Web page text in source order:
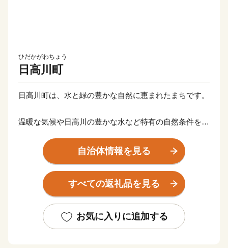
ひだかがわちょう
日高川町
日高川町は、水と緑の豊かな自然に恵まれたまちです。
温暖な気候や日高川の豊かな水など特有の自然条件を生
どの野菜類の農産物や、生産量日本一を誇る紀州備長
炭、千両や椎茸等の林産物も多く生産しています。
また、安珍清姫伝説で有名な道成寺や、奇祭で有名な丹
寒川祭など有形・無形の文化遺産が多くある一方、
長さ日本一を誇る藤棚ロード、宿泊を兼ね備えた温泉施
自治体情報を見る
すべての返礼品を見る
お気に入りに追加する